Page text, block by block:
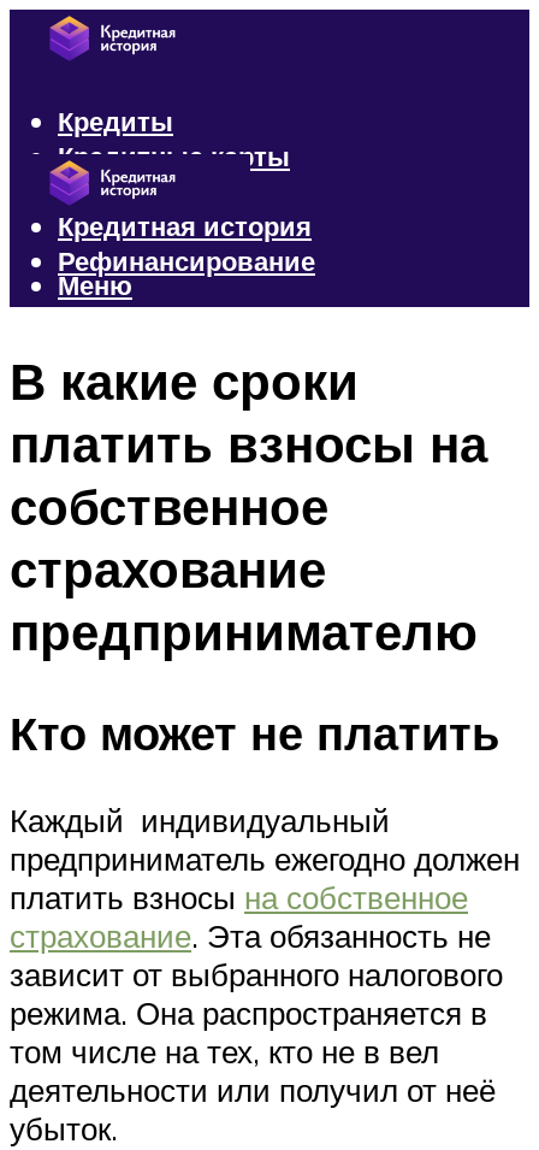
Кредиты
Кредитные карты
Микрозаймы
Кредитная история
Рефинансирование
Меню
В какие сроки
платить взносы на
собственное
страхование
предпринимателю
Кто может не платить
Каждый индивидуальный
предприниматель ежегодно должен
платить взносы на собственное
страхование. Эта обязанность не
зависит от выбранного налогового
режима. Она распространяется в
том числе на тех, кто не в вел
деятельности или получил от неё
убыток.